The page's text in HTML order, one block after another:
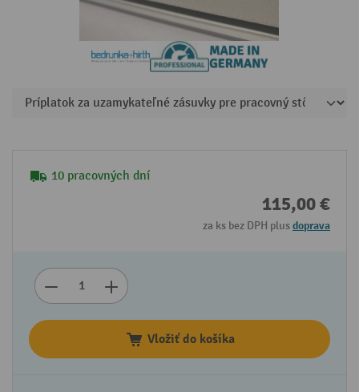
10 pracovných dní
115,00 €
za ks bez DPH plusdoprava
Vložiť do košíka